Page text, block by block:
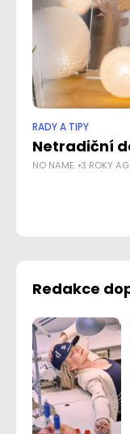
RADY A TIPY
Netradiční
NO NAME 3 ROKY
Redakce